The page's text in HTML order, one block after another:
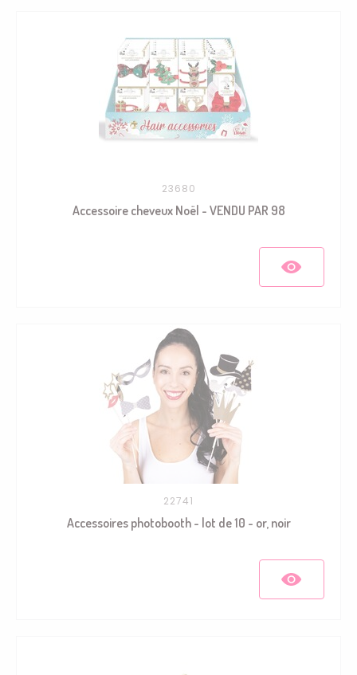
23680
Accessoire cheveux Noël - VENDU PAR 98
22741
Accessoires photobooth - lot de 10 - or, noir